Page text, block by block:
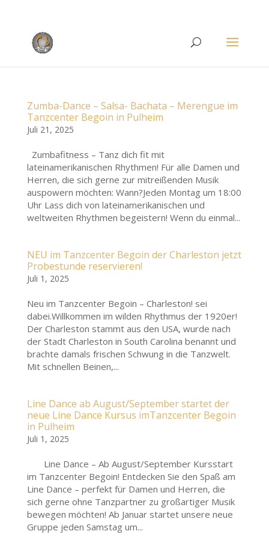
Zumba-Dance – Salsa- Bachata – Merengue im
Tanzcenter Begoin in Pulheim
Juli 21, 2025
Zumbafitness – Tanz dich fit mit
lateinamerikanischen Rhythmen! Für alle Damen und
Herren, die sich gerne zur mitreißenden Musik
auspowern möchten: Wann?Jeden Montag um 18:00
Uhr Lass dich von lateinamerikanischen und
weltweiten Rhythmen begeistern! Wenn du einmal...
NEU im Tanzcenter Begoin der Charleston jetzt
Probestunde reservieren!
Juli 1, 2025
Neu im Tanzcenter Begoin – Charleston! sei
dabei.Willkommen im wilden Rhythmus der 1920er!
Der Charleston stammt aus den USA, wurde nach
der Stadt Charleston in South Carolina benannt und
brachte damals frischen Schwung in die Tanzwelt.
Mit schnellen Beinen,...
Line Dance ab August/September startet der
neue Line Dance Kursus imTanzcenter Begoin
in Pulheim
Juli 1, 2025
Line Dance – Ab August/September Kursstart
im Tanzcenter Begoin! Entdecken Sie den Spaß am
Line Dance – perfekt für Damen und Herren, die
sich gerne ohne Tanzpartner zu großartiger Musik
bewegen möchten! Ab Januar startet unsere neue
Gruppe jeden Samstag um...